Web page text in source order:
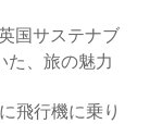
た、旅の魅力
飛行機に乗り